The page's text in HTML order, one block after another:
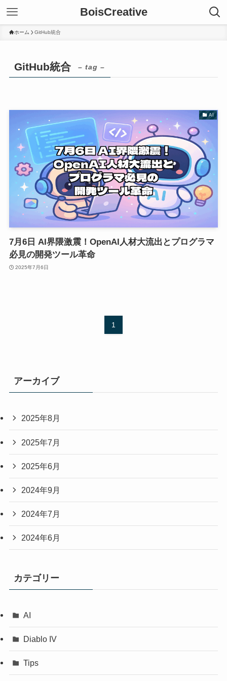
BoisCreative
ホーム GitHub統合
GitHub統合 – tag –
AI
7月6日 AI界隈激震！OpenAI人材大流出とプログラマ
必見の開発ツール革命
2025年7月6日
1
アーカイブ
2025年8月
2025年7月
2025年6月
2024年9月
2024年7月
2024年6月
カテゴリー
AI
Diablo IV
Tips